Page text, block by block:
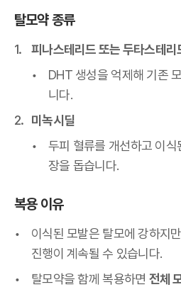
탈모약 종류
피나스테리드 또는 두타스테리
DHT 생성을 억제해 기존
니다.
미녹시딜
두피 혈류를 개선하고 이
장을 돕습니다.
복용 이유
이식된 모발은 탈모에 강하지
진행이 계속될 수 있습니다.
탈모약을 함께 복용하면 전체